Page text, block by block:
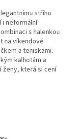
střihu
i neformální
s halenkou
na víkendové
a teniskami.
kalhotám a
ženy, která si cení